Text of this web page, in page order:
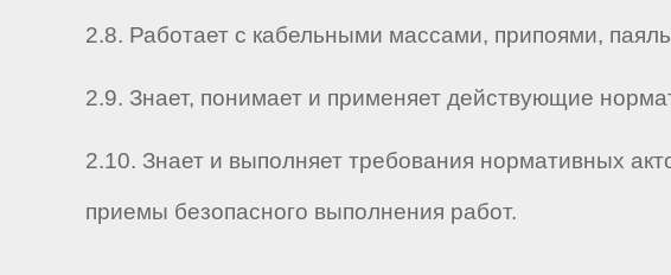
2.8. Работает с кабельными массами, припоями,
2.9. Знает, понимает и применяет действующие
2.10. Знает и выполняет требования нормативных
приемы безопасного выполнения работ.